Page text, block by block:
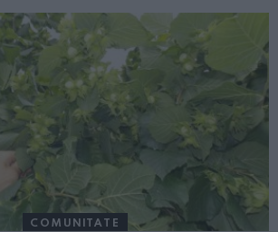
COMUNITATE